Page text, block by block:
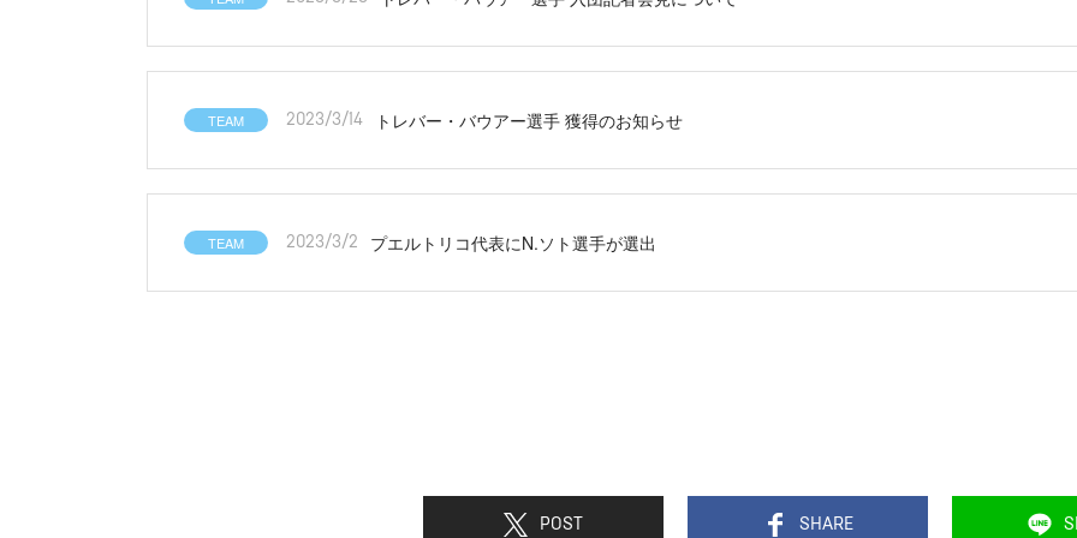
TEAM 2023/3/14 トレバー・バウアー選手 獲得のお知らせ
TEAM 2023/3/2 プエルトリコ代表にN.ソト選手が選出
POST SHARE